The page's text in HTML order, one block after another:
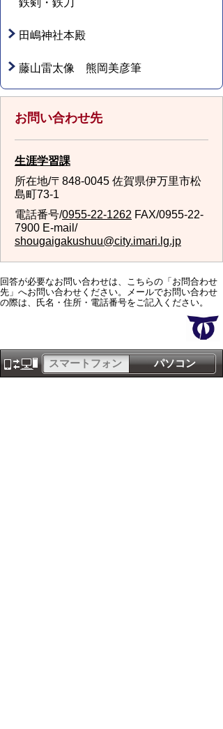
鉄剣・鉄刀
田嶋神社本殿
藤山雷太像 熊岡美彦筆
お問い合わせ先
生涯学習課
所在地/〒848-0045 佐賀県伊万里市松
島町73-1
電話番号/0955-22-1262 FAX/0955-22-
7900 E-mail/
shougaigakushuu@city.imari.lg.jp
回答が必要なお問い合わせは、こちらの「お問合わせ
先」へお問い合わせください。メールでお問い合わせ
の際は、氏名・住所・電話番号をご記入ください。
パソコン
スマートフォン